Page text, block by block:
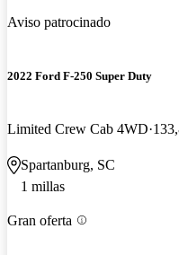
Aviso patrocinado
2022 Ford F-250 Super Duty
Limited Crew Cab 4WD
Spartanburg, SC
1 millas
Gran oferta